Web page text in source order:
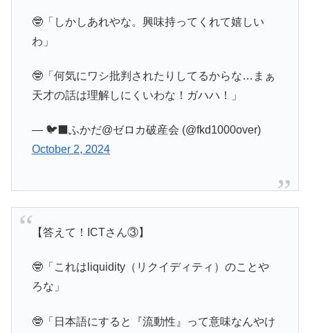
🤓「しかしあれやな。興味持ってくれて嬉しい
わ」
🤓「何気にワシ批判されたりしてるからな…まぁ
天才の話は理解しにくいわな！ガハハ！」
— 🐦‍⬛ふかだ@ゼロカ破産会 (@fkd1000over)
October 2, 2024
【答えて！ICTさん③】
🤓「これはliquidity（リクイディティ）のことや
ろな」
🤓「日本語にすると『流動性』って意味なんやけ